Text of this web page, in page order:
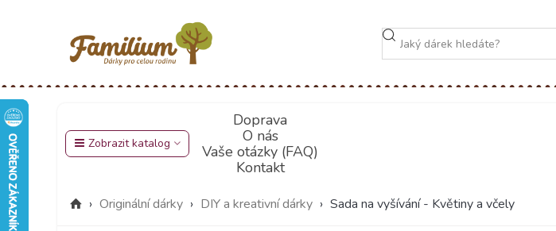
Zobrazit katalog
Doprava
O nás
Vaše otázky (FAQ)
Kontakt
› Originální dárky › DIY a kreativní dárky › Sada na vyšívání - Květiny a včely